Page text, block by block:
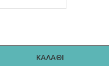
ΚΑΛΑΘΙ